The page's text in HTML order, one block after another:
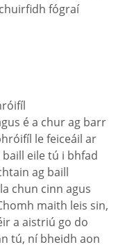
fógraí
é a chur ag barr
le feiceáil ar
eile tú i bhfad
ag baill
chun cinn agus
maith leis sin,
a aistriú go do
tú, ní bheidh aon